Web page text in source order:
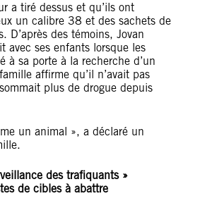
a tiré dessus et qu’ils ont
un calibre 38 et des sachets de
D’après des témoins, Jovan
avec ses enfants lorsque les
à sa porte à la recherche d’un
affirme qu’il n’avait pas
plus de drogue depuis
un animal », a déclaré un
des trafiquants »
de cibles à abattre